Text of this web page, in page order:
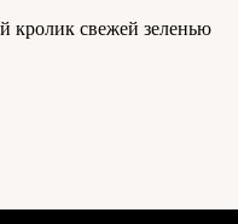
кролик свежей зеленью